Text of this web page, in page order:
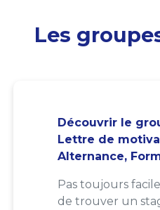
Les
Découvrir le
Lettre de
Alternance,
Pas toujours
de trouver un